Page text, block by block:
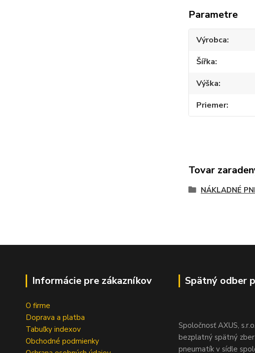
Parametre
Výrobca
Šířka
Výška
Priemer
Tovar
NÁKLADNÉ
Informácie pre zákazníkov
O firme
Doprava a platba
Tabuľky indexov
Obchodné podmienky
Spätný odber
Spoločnosť AXUS,
bezplatný spätný
pneumatík v sídle